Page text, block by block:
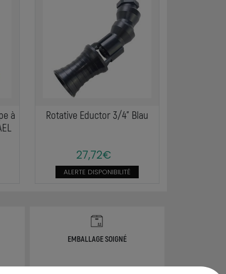
à
Rotative Eductor 3/4" Blau
27,72€
ALERTE DISPONIBILITÉ
EMBALLAGE SOIGNÉ